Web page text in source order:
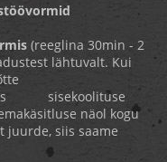
(reeglina 30min - 2
lähtuvalt. Kui
sisekoolituse
näol kogu
siis saame